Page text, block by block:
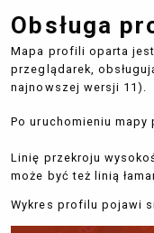
Obsługa
Mapa profili oparta jest
przeglądarek,
najnowszej wersji 11).
Po uruchomieniu
Linię przekroju
może być też linią
Wykres profilu pojawi